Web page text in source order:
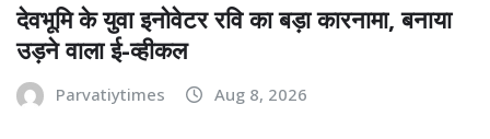
देवभूमि के युवा इनोवेटर रवि का बड़ा कारनामा, बनाया
उड़ने वाला ई-व्हीकल
Parvatiytimes Aug 8, 2026